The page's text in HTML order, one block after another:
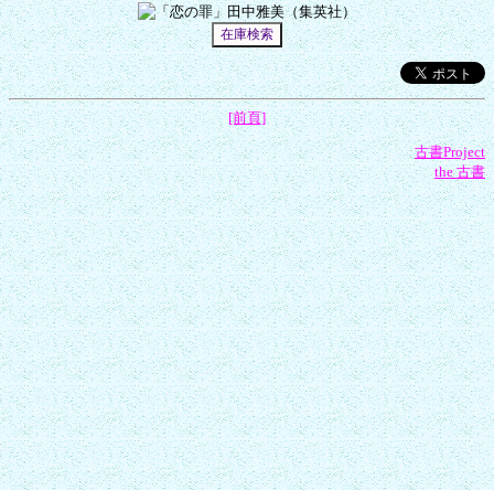
[前頁]
古書Project
the 古書